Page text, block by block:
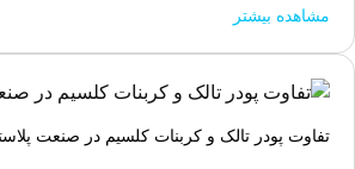
مشاهده بیشتر
تفاوت پودر تالک و کربنات کلسیم در صنعت